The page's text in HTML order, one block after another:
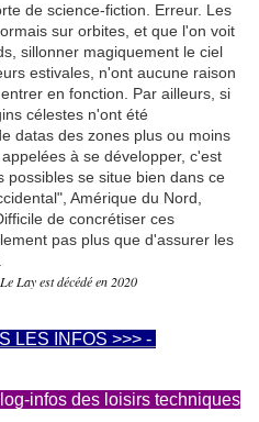
de science-fiction. Erreur. Les
sur orbites, et que l'on voit
sillonner magiquement le ciel
estivales, n'ont aucune raison
en fonction. Par ailleurs, si
célestes n'ont été
datas des zones plus ou moins
à se développer, c'est
possibles se situe bien dans ce
Amérique du Nord,
de concrétiser ces
pas plus que d'assurer les
Lay est décédé en 2020
LES INFOS >>> -
infos des loisirs techniques